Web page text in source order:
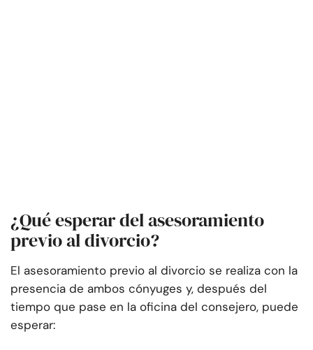
¿Qué esperar del asesoramiento
previo al divorcio?
El asesoramiento previo al divorcio se realiza con la
presencia de ambos cónyuges y, después del
tiempo que pase en la oficina del consejero, puede
esperar: